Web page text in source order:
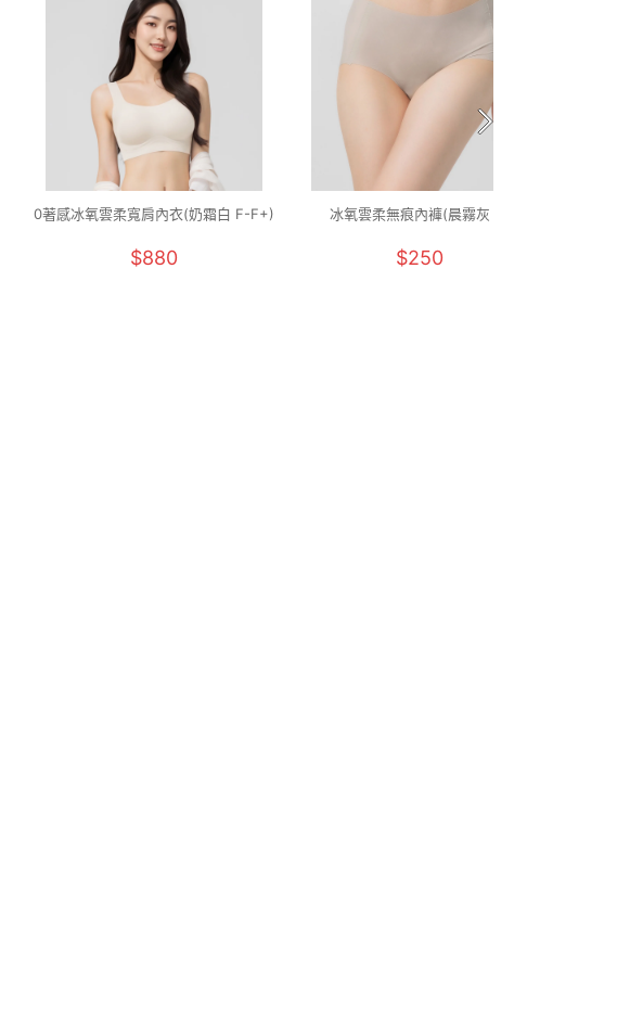
0著感冰氧雲柔寬肩內衣(奶霜白 F-F+)
$880
冰氧雲柔無痕內褲(晨霧灰 F)
$250